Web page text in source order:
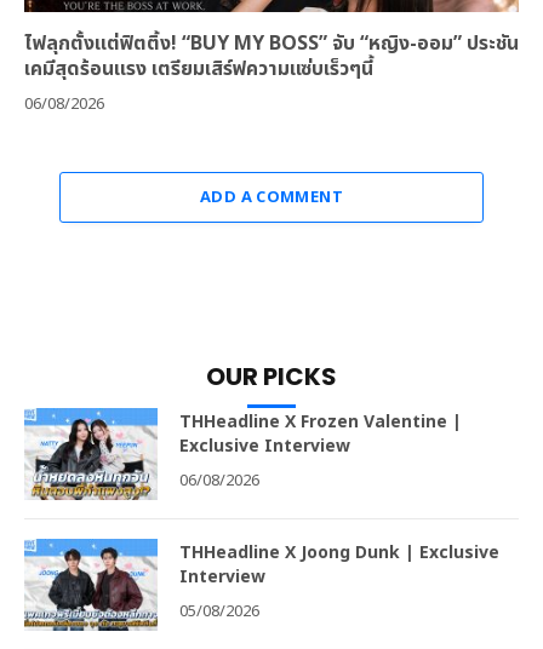
ไฟลุกตั้งแต่ฟิตติ้ง! “BUY MY BOSS” จับ “หญิง-ออม” ประชัน
เคมีสุดร้อนแรง เตรียมเสิร์ฟความแซ่บเร็วๆนี้
06/08/2026
ADD A COMMENT
OUR PICKS
THHeadline X Frozen Valentine |
Exclusive Interview
06/08/2026
THHeadline X Joong Dunk | Exclusive
Interview
05/08/2026